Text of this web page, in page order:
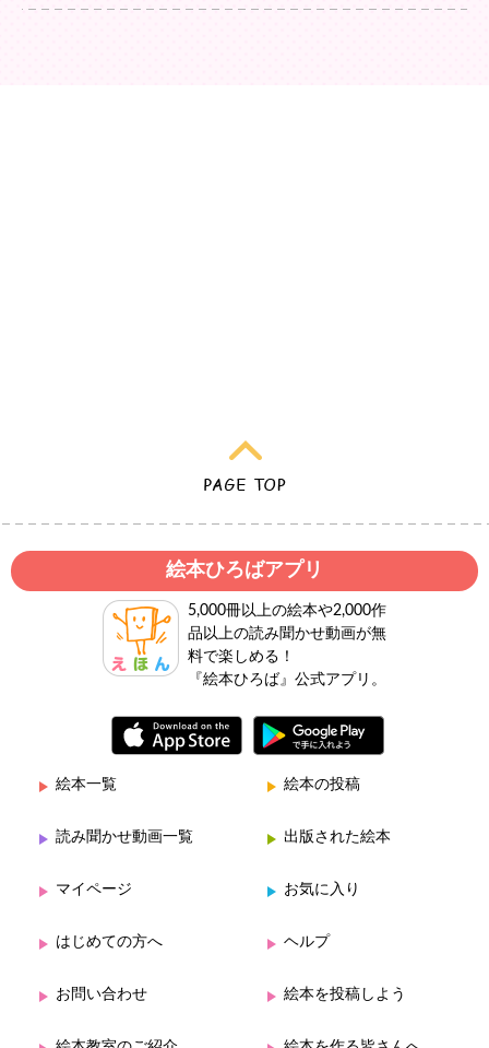
絵本ひろばアプリ
5,000冊以上の絵本や2,000作
品以上の読み聞かせ動画が無
料で楽しめる！
『絵本ひろば』公式アプリ。
絵本一覧 絵本の投稿
読み聞かせ動画一覧 出版された絵本
マイページ お気に入り
はじめての方へ ヘルプ
お問い合わせ 絵本を投稿しよう